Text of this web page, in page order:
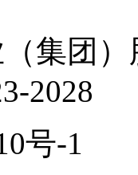
集团
2028
号-1